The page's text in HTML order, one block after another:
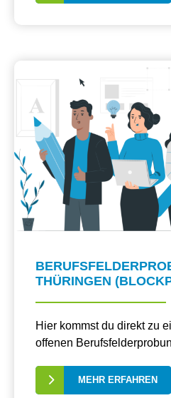
THÜRINGEN
Hier kommst du direkt zu
offenen
MEHR ERFAHREN